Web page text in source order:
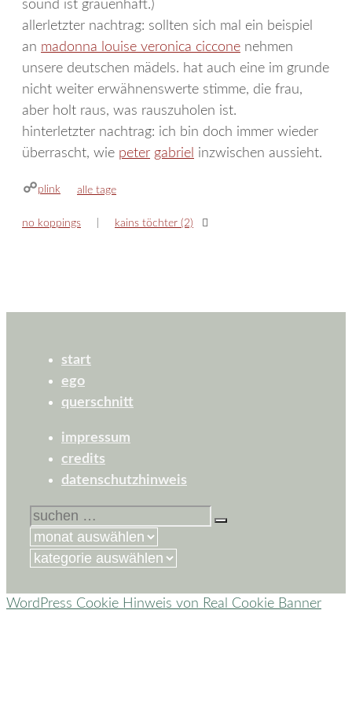
sound ist grauenhaft.)
allerletzter nachtrag: sollten sich mal ein beispiel
an madonna louise veronica ciccone nehmen
unsere deutschen mädels. hat auch eine im grunde
nicht weiter erwähnenswerte stimme, die frau,
aber holt raus, was rauszuholen ist.
hinterletzter nachtrag: ich bin doch immer wieder
überrascht, wie peter gabriel inzwischen aussieht.
plink kategorien
alle tage
no koppings kains töchter (2)
start
ego
querschnitt
impressum
credits
datenschutzhinweis
suchen
nach:
kategorien
WordPress Cookie Hinweis von Real Cookie Banner